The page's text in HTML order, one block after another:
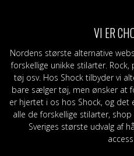
VI ER
Nordens største alternative
forskellige unikke stilarter.
tøj osv. Hos Shock tilbyder vi
bare sælger tøj, men ønsker at
er hjertet i os hos Shock, og det
alle de forskellige stilarter,
Sveriges største udvalg af